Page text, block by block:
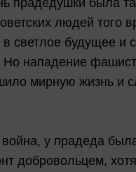
людей того
светлое будущее и
Но нападение
мирную жизнь и
война, у прадеда
добровольцем,